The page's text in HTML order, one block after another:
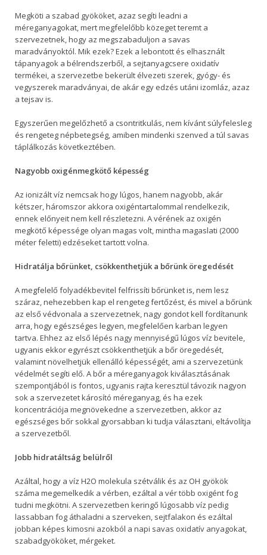
Megköti a szabad gyököket, azaz segíti leadni a
méreganyagokat, mert megfelelőbb közeget teremt a
szervezetnek, hogy az megszabaduljon a savas
maradványoktól. Mik ezek? Ezek a lebontott és elhasznált
tápanyagok a bélrendszerből, a sejtanyagcsere oxidatív
termékei, a szervezetbe bekerült élvezeti szerek, gyógy- és
vegyszerek maradványai, de akár egy edzés utáni izomláz, azaz
a tejsav is.
Egyszerűen megelőzhető a csontritkulás, nem kívánt súlyfelesleg
és rengeteg népbetegség, amiben mindenki szenved a túl savas
táplálkozás következtében.
Nagyobb oxigénmegkötő képesség
Az ionizált víz nemcsak hogy lúgos, hanem nagyobb, akár
kétszer, háromszor akkora oxigéntartalommal rendelkezik,
ennek előnyeit nem kell részletezni. A vérének az oxigén
megkötő képessége olyan magas volt, mintha magaslati (2000
méter feletti) edzéseket tartott volna.
Hidratálja bőrünket, csökkenthetjük a bőrünk öregedését
A megfelelő folyadékbevitel felfrissíti bőrünket is, nem lesz
száraz, nehezebben kap el rengeteg fertőzést, és mivel a bőrünk
az első védvonala a szervezetnek, nagy gondot kell fordítanunk
arra, hogy egészséges legyen, megfelelően karban legyen
tartva. Ehhez az első lépés nagy mennyiségű lúgos víz bevitele,
ugyanis ekkor egyrészt csökkenthetjük a bőr öregedését,
valamint növelhetjük ellenálló képességét, ami a szervezetünk
védelmét segíti elő. A bőr a méreganyagok kiválasztásának
szempontjából is fontos, ugyanis rajta keresztül távozik nagyon
sok a szervezetet károsító méreganyag, és ha ezek
koncentrációja megnövekedne a szervezetben, akkor az
egészséges bőr sokkal gyorsabban ki tudja választani, eltávolítja
a szervezetből.
Jobb hidratáltság belülről
Azáltal, hogy a víz H2O molekula szétválik és az OH gyökök
száma megemelkedik a vérben, ezáltal a vér több oxigént fog
tudni megkötni. A szervezetben keringő lúgosabb víz pedig
lassabban fog áthaladni a szerveken, sejtfalakon és ezáltal
jobban képes kimosni azokból a napi savas oxidatív anyagokat,
szabadgyököket, mérgeket.